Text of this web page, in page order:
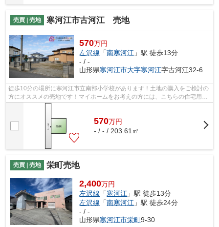
売買 | 売地 寒河江市古河江 売地
570万円
左沢線 「南寒河江 」駅 徒歩13分
- / -
山形県寒河江市大字寒河江字古河江32-6
徒歩10分の場所に寒河江市立南部小学校があります！土地の購入をご検討の
方にオススメの売地です！マイホームをお考えの方には、こちらの住宅用
地！住みやすい空間の条件の1つに前面道...
570万円
- / - / 203.61㎡
売買 | 売地 栄町売地
2,400万円
左沢線 「寒河江 」駅 徒歩13分
左沢線 「南寒河江 」駅 徒歩24分
- / -
山形県寒河江市栄町9-30